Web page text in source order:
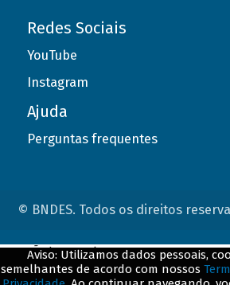
Redes Sociais
YouTube
Instagram
Ajuda
Perguntas frequentes
© BNDES. Todos os direitos
Aviso: Utilizamos dados pessoais,
semelhantes de acordo com nossos
ConteÃºdo complementar
${title}${badge}